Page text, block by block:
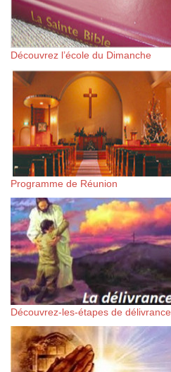
Découvrez l’école du Dimanche
Programme de Réunion
Découvrez-les-étapes de délivrance